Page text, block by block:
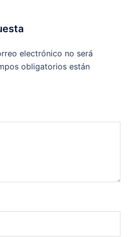
electrónico no será
obligatorios están